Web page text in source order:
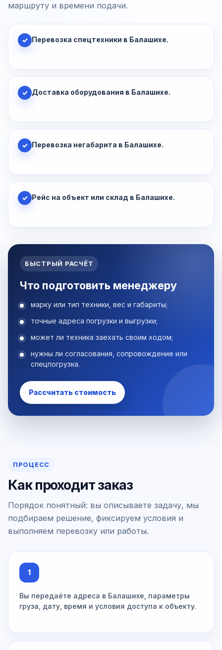
маршруту и времени подачи.
✓ Перевозка спецтехники в Балашихе.
✓ Доставка оборудования в Балашихе.
✓ Перевозка негабарита в Балашихе.
✓ Рейс на объект или склад в Балашихе.
БЫСТРЫЙ РАСЧЁТ
Что подготовить менеджеру
марку или тип техники, вес и габариты;
точные адреса погрузки и выгрузки;
может ли техника заехать своим ходом;
нужны ли согласования, сопровождение или
спецпогрузка.
Рассчитать стоимость
ПРОЦЕСС
Как проходит заказ
Порядок понятный: вы описываете задачу, мы
подбираем решение, фиксируем условия и
выполняем перевозку или работы.
1
Вы передаёте адреса в Балашихе, параметры
груза, дату, время и условия доступа к объекту.